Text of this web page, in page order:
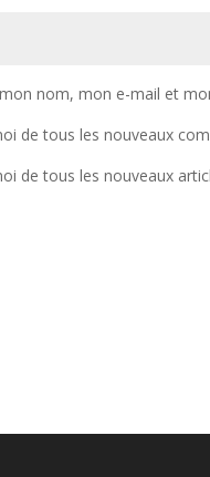
nom, mon e-mail et
de tous les nouveaux
de tous les nouveaux